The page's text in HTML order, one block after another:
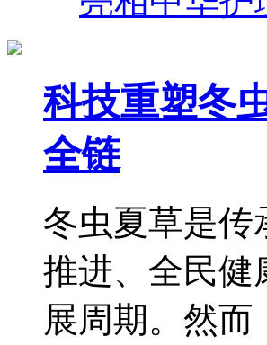
科技重塑冬
全链
冬虫夏草是传
推进、全民健
展周期。然